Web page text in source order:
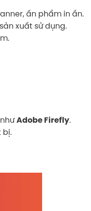
ấn phẩm in ấn.
xuất sử dụng.
Adobe Firefly.
bị.